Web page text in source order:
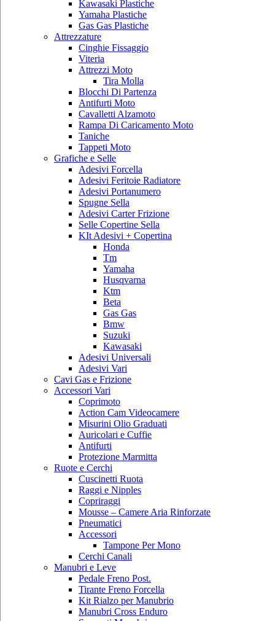
Kawasaki Plastiche
Yamaha Plastiche
Gas Gas Plastiche
Attrezzature
Cinghie Fissaggio
Viteria
Attrezzi Moto
Tira Molla
Blocchi Di Partenza
Antifurti Moto
Cavalletti Alzamoto
Rampa Di Caricamento Moto
Taniche
Tappeti Moto
Grafiche e Selle
Adesivi Forcella
Adesivi Feritoie Radiatore
Adesivi Portanumero
Spugne Sella
Adesivi Carter Frizione
Selle Copertine Sella
KIt Adesivi + Copertina
Honda
Tm
Yamaha
Husqvarna
Ktm
Beta
Gas Gas
Bmw
Suzuki
Kawasaki
Adesivi Universali
Adesivi Vari
Cavi Gas e Frizione
Accessori Vari
Coprimoto
Action Cam Videocamere
Misurini Olio Graduati
Auricolari e Cuffie
Antifurti
Protezione Marmitta
Ruote e Cerchi
Cuscinetti Ruota
Raggi e Nipples
Copriraggi
Mousse – Camere Aria Rinforzate
Pneumatici
Accessori
Tampone Per Mono
Cerchi Canali
Manubri e Leve
Pedale Freno Post.
Tirante Freno Forcella
Kit Rialzo per Manubrio
Manubri Cross Enduro